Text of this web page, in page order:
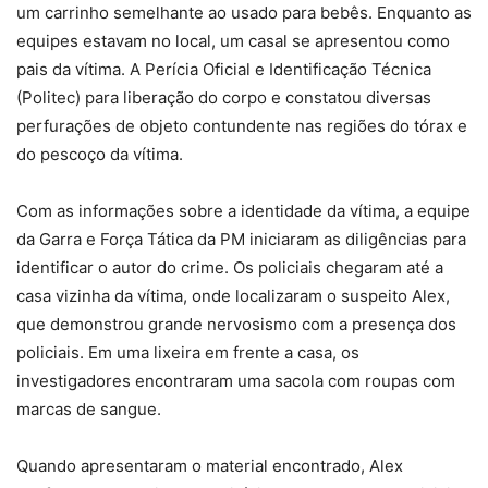
um carrinho semelhante ao usado para bebês. Enquanto as
equipes estavam no local, um casal se apresentou como
pais da vítima. A Perícia Oficial e Identificação Técnica
(Politec) para liberação do corpo e constatou diversas
perfurações de objeto contundente nas regiões do tórax e
do pescoço da vítima.
Com as informações sobre a identidade da vítima, a equipe
da Garra e Força Tática da PM iniciaram as diligências para
identificar o autor do crime. Os policiais chegaram até a
casa vizinha da vítima, onde localizaram o suspeito Alex,
que demonstrou grande nervosismo com a presença dos
policiais. Em uma lixeira em frente a casa, os
investigadores encontraram uma sacola com roupas com
marcas de sangue.
Quando apresentaram o material encontrado, Alex